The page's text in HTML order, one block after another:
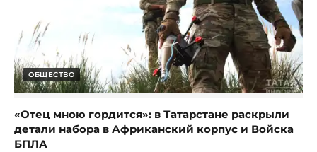
ОБЩЕСТВО
«Отец мною гордится»: в Татарстане раскрыли
детали набора в Африканский корпус и Войска
БПЛА